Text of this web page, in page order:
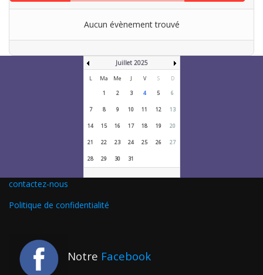
Aucun évènement trouvé
Juillet 2025
L Ma Me J V S
D
1
2 3 4 5 6
7 8 9 10 11 12 13
14 15 16 17 18 19 20
21 22 23 24 25 26 27
28 29 30 31
contactez-nous
Politique de confidentialité
Notre Facebook